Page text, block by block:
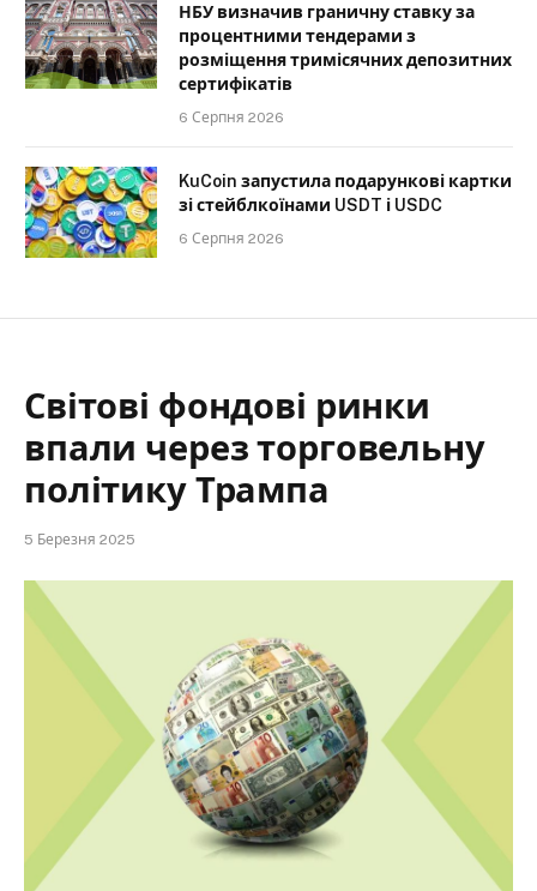
НБУ визначив граничну ставку за
процентними тендерами з
розміщення тримісячних депозитних
сертифікатів
6 Серпня 2026
KuCoin запустила подарункові картки
зі стейблкоїнами USDT і USDC
6 Серпня 2026
Світові фондові ринки
впали через торговельну
політику Трампа
5 Березня 2025